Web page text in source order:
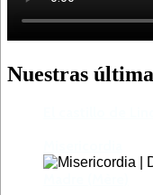
Nuestras